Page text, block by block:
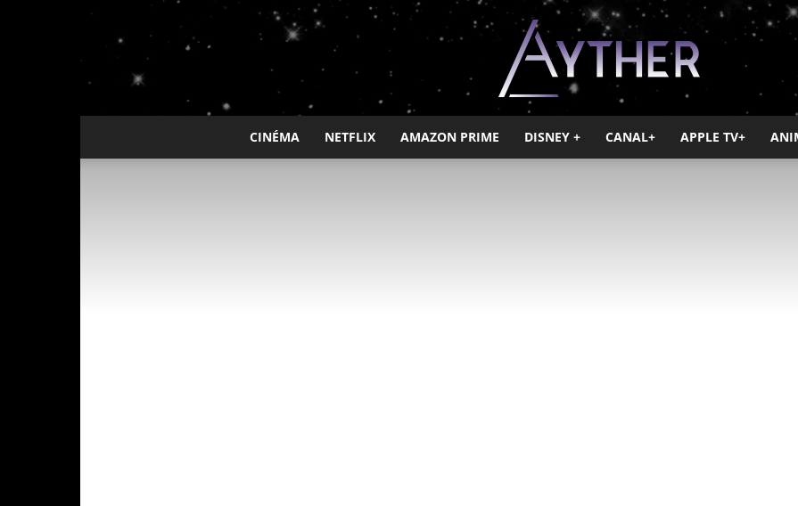
Ayther
CINÉMA NETFLIX AMAZON PRIME DISNEY + CANAL+ APPLE TV+